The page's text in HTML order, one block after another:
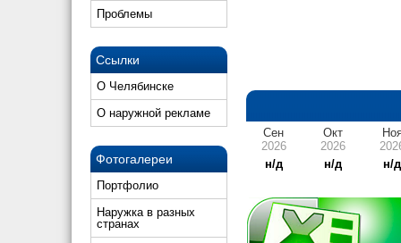
Проблемы
Ссылки
О Челябинске
О наружной рекламе
Фотогалереи
Портфолио
Наружка в разных
странах
Сен
2026
н/д
Окт
2026
н/д
н/д